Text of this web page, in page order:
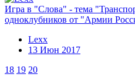
Игра в "Слова" - тема
одноклубников от "Армии
Lexx
13 Июн 2017
18 19 20